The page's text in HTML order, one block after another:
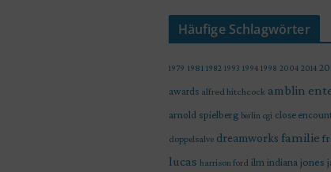
Häufige Schlagwörter
1979 1981 1982 1993 1994 1998 2004 2014
awards alfred hitchcock amblin
arnold spielberg berlin cgi close
doppelsalve dreamworks familie
lucas harrison ford ilm indiana jones